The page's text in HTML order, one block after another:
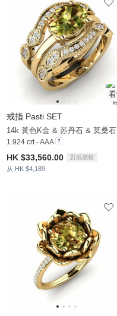
戒指 Pasti SET
14k 黃色K金 & 苏丹石 & 莫桑石
1.924 crt - AAA
HK $33,560.00 對戒價格
从 HK $4,189